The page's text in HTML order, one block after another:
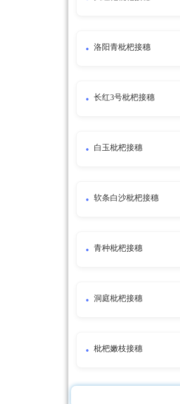
洛阳青枇杷接穗
长红3号枇杷接穗
白玉枇杷接穗
软条白沙枇杷接穗
青种枇杷接穗
洞庭枇杷接穗
枇杷嫩枝接穗